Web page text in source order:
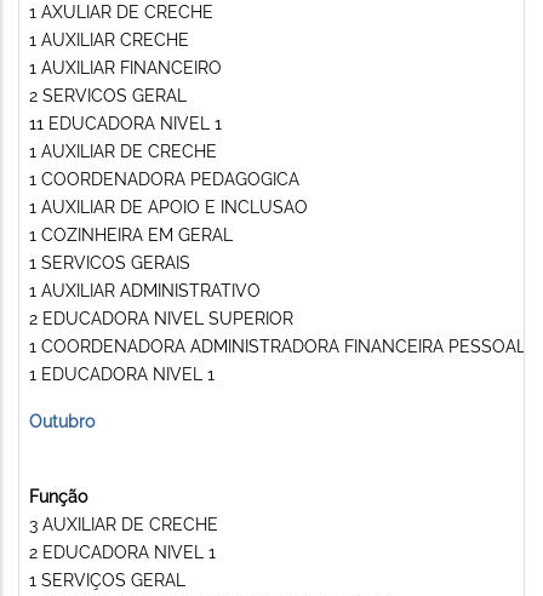
1 AXULIAR DE CRECHE
1 AUXILIAR CRECHE
1 AUXILIAR FINANCEIRO
2 SERVICOS GERAL
11 EDUCADORA NIVEL 1
1 AUXILIAR DE CRECHE
1 COORDENADORA PEDAGOGICA
1 AUXILIAR DE APOIO E INCLUSAO
1 COZINHEIRA EM GERAL
1 SERVICOS GERAIS
1 AUXILIAR ADMINISTRATIVO
2 EDUCADORA NIVEL SUPERIOR
1 COORDENADORA ADMINISTRADORA FINANCEIRA PESSOAL
1 EDUCADORA NIVEL 1
Outubro
Função
3 AUXILIAR DE CRECHE
2 EDUCADORA NIVEL 1
1 SERVIÇOS GERAL